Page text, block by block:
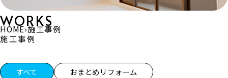
WORKS
施工事例
HOME›施工事例
施工事例一覧
すべて
おまとめリフォーム